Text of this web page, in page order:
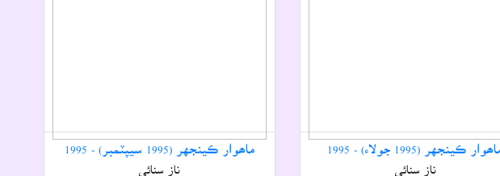
ماھوار ڪينجهر (1995 سيپٽمبر) - 1995
ناز سنائي
ماھوار ڪينجهر (1995 جولاء) - 1995
ناز سنائي